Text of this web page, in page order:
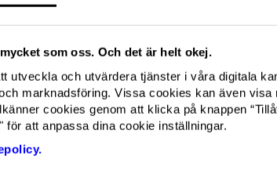
som oss. Och det är helt okej.
utveckla och utvärdera tjänster i våra digitala
marknadsföring. Vissa cookies kan även visa
cookies genom att klicka på knappen
för att anpassa dina cookie inställningar.